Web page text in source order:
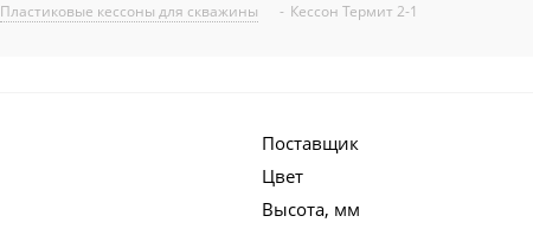
Пластиковые кессоны для скважины - Кессон Термит 2-1
Поставщик
Цвет
Высота, мм